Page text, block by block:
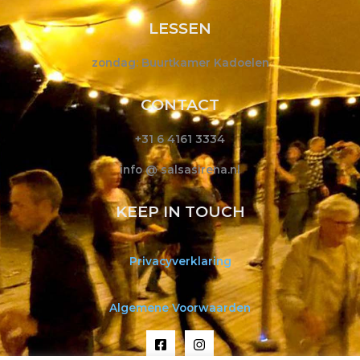
LESSEN
zondag: Buurtkamer Kadoelen
CONTACT
+31 6 4161 3334
info @ salsasirena.nl
KEEP IN TOUCH
Privacyverklaring
Algemene Voorwaarden